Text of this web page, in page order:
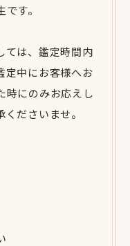
す。
ては、鑑定時間内
定中にお客様へお
時にのみお応えし
ださいませ。